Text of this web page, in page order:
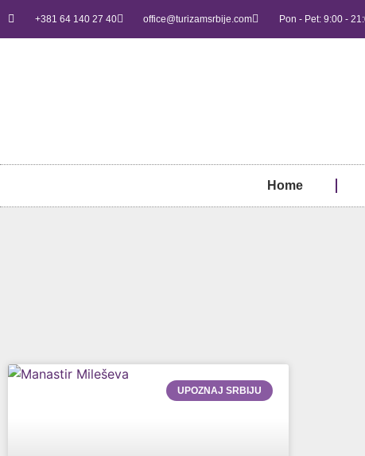
+381 64 140 27 40 office@turizamsrbije.com Pon - Pet: 9:00 -
Home
UPOZNAJ SRBIJU